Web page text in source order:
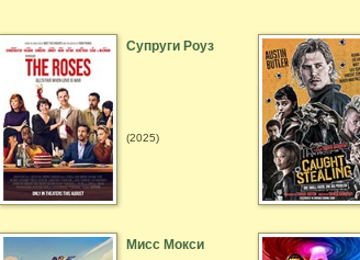
Супруги Роуз
(2025)
Мисс Мокси